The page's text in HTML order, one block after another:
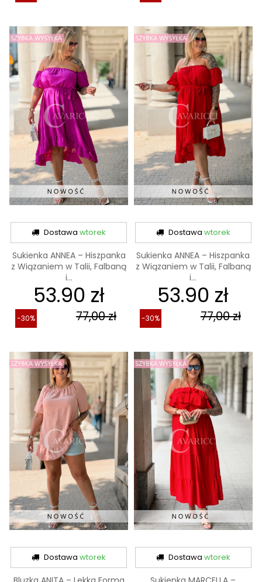
Dostawawtorek
Sukienka ANNEA – Hiszpanka
z Wiązaniem w Talii, Falbaną
i...
53.90 zł
77,00 zł
-30%
Dostawa wtorek
Sukienka ANNEA – Hiszpanka
z Wiązaniem w Talii, Falbaną
i...
53.90 zł
77,00 zł
-30%
Dostawawtorek Dostawa wtorek